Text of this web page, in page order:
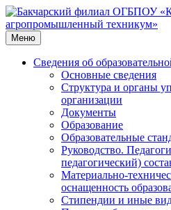
Перейти
к
содержимому
Меню
Сведения об
Основные сведения
Структура и органы
организации
Документы
Образование
Образовательные
Руководство.
педагогический)
Материально-
оснащенность
Стипендии и иные